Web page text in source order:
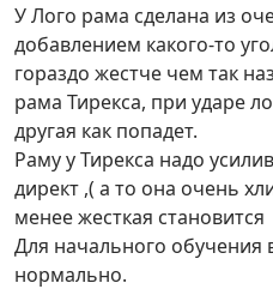
У Лого рама сделана из
добавлением какого-то
гораздо жестче чем так
рама Тирекса, при ударе
другая как попадет.
Раму у Тирекса надо
директ ,( а то она очень
менее жесткая становится
Для начального обучения
нормально.